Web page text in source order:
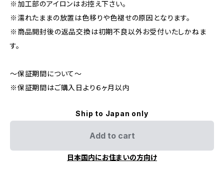
※加工部のアイロンはお控え下さい。
※濡れたままの放置は色移りや色褪せの原因となります。
※商品開封後の返品交換は初期不良以外お受付いたしかねま
す。
〜保証期間について〜
※保証期間はご購入日より６ヶ月以内
Ship to Japan only
Add to cart
日本国内にお住まいの方向け